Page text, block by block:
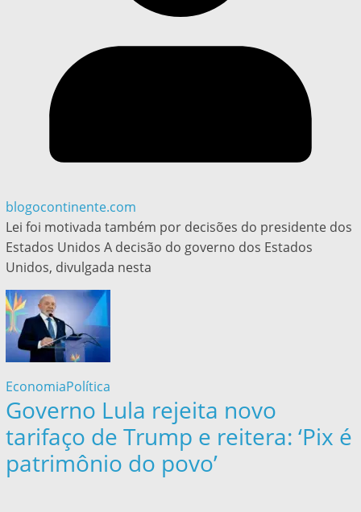
blogocontinente.com
Lei foi motivada também por decisões do presidente dos
Estados Unidos A decisão do governo dos Estados
Unidos, divulgada nesta
EconomiaPolítica
Governo Lula rejeita novo
tarifaço de Trump e reitera: ‘Pix é
patrimônio do povo’